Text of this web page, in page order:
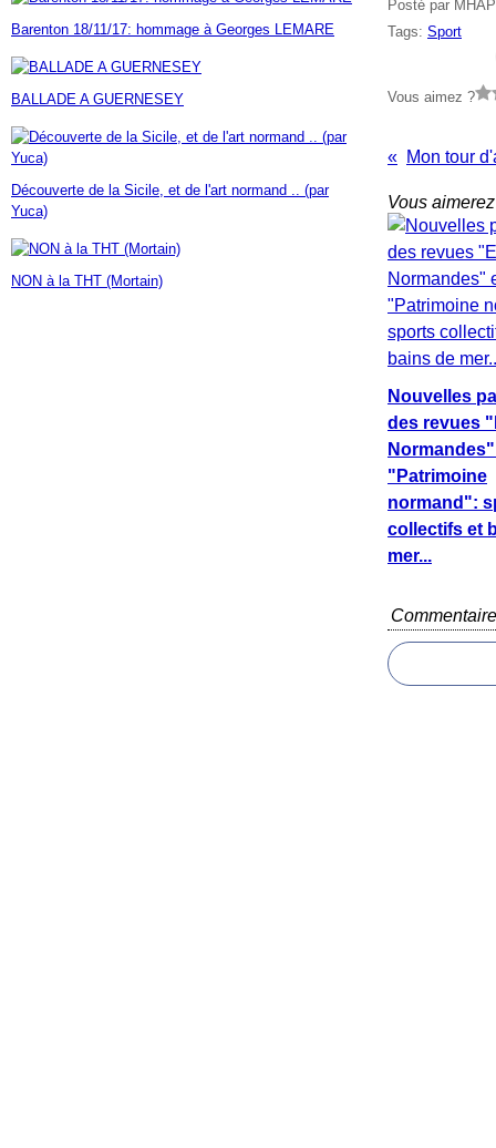
Janvier(7)
Février(9)
Janvier(18)
Mars(60)
Février(24)
Janvier(23)
Avril(14)
Mars (17)
Février(46)
Janvier (35)
Barenton 18/11/17: hommage à Georges LEMARE
BALLADE A GUERNESEY
Découverte de la Sicile, et de l'art normand .. (par
Yuca)
NON à la THT (Mortain)
Posté par
Tags: Sport
Vous aimez ?
Mon tour
Vous
Nouvelles
des revues
"Patrimoine
normand":
collectifs et
mer...